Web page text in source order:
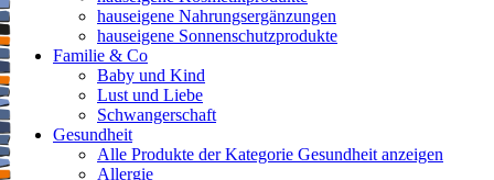
hauseigene Nahrungsergänzungen
hauseigene Sonnenschutzprodukte
Familie & Co
Baby und Kind
Lust und Liebe
Schwangerschaft
Gesundheit
Alle Produkte der Kategorie Gesundheit anzeigen
Allergie